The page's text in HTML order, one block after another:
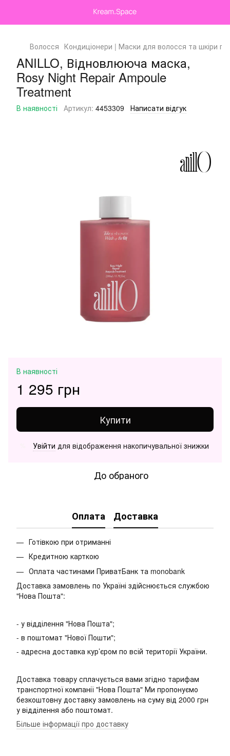
Волосся Кондиціонери | Маски для волосся та шкіри
ANILLO, Відновлююча маска,
Rosy Night Repair Ampoule
Treatment
В наявності Артикул: 4453309 Написати відгук
В наявності
1 295 грн
Купити
Увійти для відображення накопичувальної знижки
До обраного
Оплата Доставка
Готівкою при отриманні
Кредитною карткою
Оплата частинами ПриватБанк та monobank
Доставка замовлень по Україні здійснюється службою
"Нова Пошта":
- у відділення "Нова Пошта";
- в поштомат "Нової Пошти";
- адресна доставка кур’єром по всій території України.
Доставка товару сплачується вами згідно тарифам
транспортної компанії "Нова Пошта" Ми пропонуємо
безкоштовну доставку замовлень на суму від 2000 грн
у відділення або поштомат.
Більше інформації про доставку